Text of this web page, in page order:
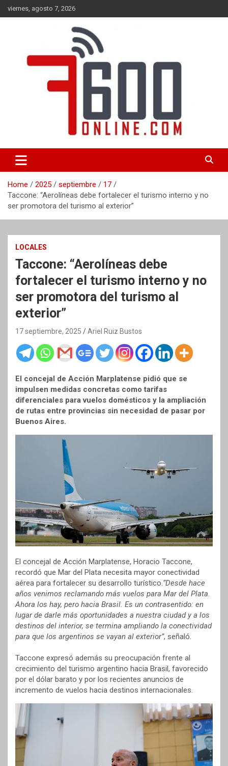
Skip
to
viernes, agosto 7, 2026
7600 online
nacional e internacional, deportiva y cultural.
Home 2025 septiembre
17
Taccone: “Aerolíneas debe fortalecer el turismo interno y no
ser promotora del turismo al exterior”
LOCALES
Taccone: “Aerolíneas debe
fortalecer el turismo interno y no
ser promotora del turismo al
exterior”
17 septiembre, 2025 Ariel Ruiz Bustos
El concejal de Acción Marplatense pidió que se
impulsen medidas concretas como tarifas
diferenciales para vuelos domésticos y la ampliación
de rutas entre provincias sin necesidad de pasar por
Buenos Aires.
El concejal de Acción Marplatense, Horacio Taccone,
recordó que Mar del Plata necesita mayor conectividad
aérea para fortalecer su desarrollo turístico.“Desde hace
años venimos reclamando más vuelos para Mar del Plata.
Ahora los hay, pero hacia Brasil. Es un contrasentido: en
lugar de darle más oportunidades a nuestra ciudad y a los
destinos del interior, se termina ampliando la conectividad
para que los argentinos se vayan al exterior”, señaló.
Taccone expresó además su preocupación frente al
crecimiento del turismo argentino hacia Brasil, favorecido
por el dólar barato y por los recientes anuncios de
incremento de vuelos hacia destinos internacionales.